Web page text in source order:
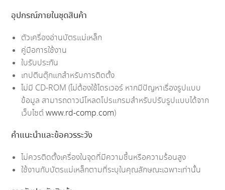
อุปกรณ์ภายในชุดสินค้า
ตัวเครื่องอ่านบัตรแม่เหล็ก
คู่มือการใช้งาน
ใบรับประกัน
เทปตีนตุ๊กแกสำหรับการติดตั้ง
ไม่มี CD-ROM (ไม่ต้องใช้ไดรเวอร์ หากมีปัญหาเรื่องรูปแบบ
ข้อมูล สามารถดาวน์โหลดโปรแกรมสำหรับปรับรูปแบบได้จาก
เว็บไซต์www.rd-comp.com)
คำแนะนำและข้อควรระวัง
ไม่ควรติดตั้งเครื่องในจุดที่มีความชื้นหรือความร้อนสูง
ใช้งานกับบัตรแม่เหล็กตามที่ระบุในคุณลักษณะเฉพาะเท่านั้น